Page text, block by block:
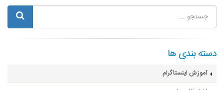
دسته بندی ها
آموزش اینستاگرام